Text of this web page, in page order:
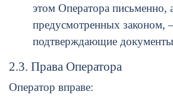
этом Оператора письменно,
предусмотренных законом,
подтверждающие
2.3. Права Оператора
Оператор вправе: